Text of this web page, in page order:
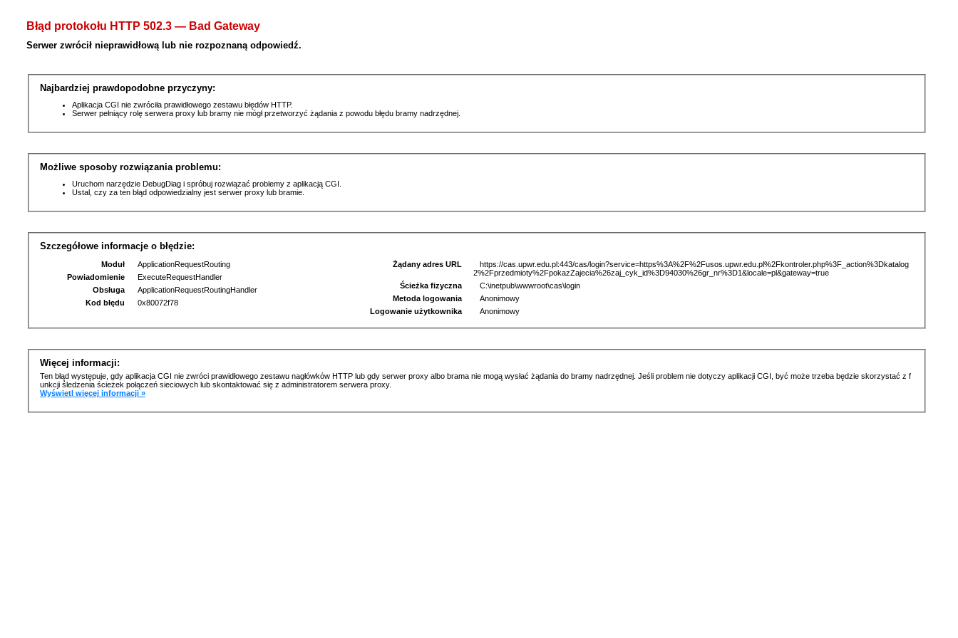
Błąd protokołu HTTP 502.3 — Bad Gateway
Serwer zwrócił nieprawidłową lub nie rozpoznaną odpowiedź.
Najbardziej prawdopodobne przyczyny:
Aplikacja CGI nie zwróciła prawidłowego zestawu błędów HTTP.
Serwer pełniący rolę serwera proxy lub bramy nie mógł przetworzyć żądania z powodu błędu bramy nadrzędnej.
Możliwe sposoby rozwiązania problemu:
Uruchom narzędzie DebugDiag i spróbuj rozwiązać problemy z aplikacją CGI.
Ustal, czy za ten błąd odpowiedzialny jest serwer proxy lub bramie.
Szczegółowe informacje o błędzie:
Moduł
ApplicationRequestRouting
Powiadomienie
ExecuteRequestHandler
Obsługa
ApplicationRequestRoutingHandler
Kod błędu
0x80072f78
Żądany adres URL
https://cas.upwr.edu.pl:443/cas/login?service=https%3A%2F%2Fusos.upwr.edu.pl%2Fkontroler.php%3F_action%3Dkatalog
2%2Fprzedmioty%2FpokazZajecia%26zaj_cyk_id%3D94030%26gr_nr%3D1&locale=pl&gateway=true
Ścieżka fizyczna
C:\inetpub\wwwroot\cas\login
Metoda logowania
Anonimowy
Logowanie użytkownika
Anonimowy
Więcej informacji:
Ten błąd występuje, gdy aplikacja CGI nie zwróci prawidłowego zestawu nagłówków HTTP lub gdy serwer proxy albo brama nie mogą wysłać żądania do bramy nadrzędnej. Jeśli problem nie dotyczy aplikacji CGI, być może trzeba będzie skorzystać z f
unkcji śledzenia ścieżek połączeń sieciowych lub skontaktować się z administratorem serwera proxy.
Wyświetl więcej informacji »